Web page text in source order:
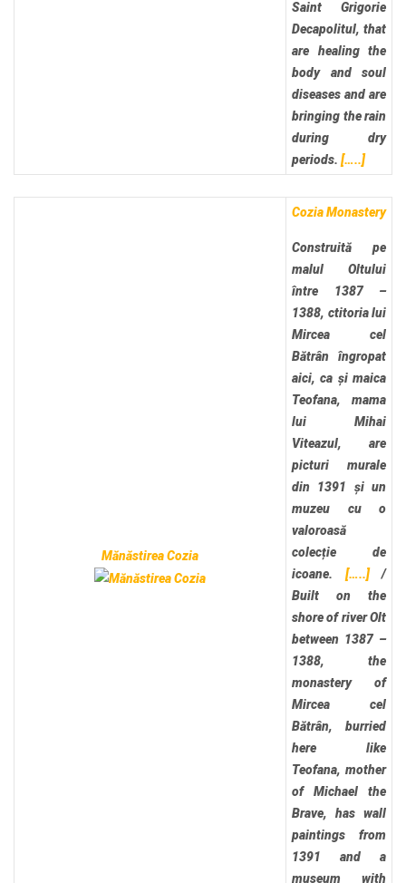
Saint Grigorie
Decapolitul, that
are healing the
body and soul
diseases and are
bringing the rain
during dry
periods. […..]
Mănăstirea Cozia
Cozia Monastery
Construită pe
malul Oltului
între 1387 –
1388, ctitoria lui
Mircea cel
Bătrân îngropat
aici, ca și maica
Teofana, mama
lui Mihai
Viteazul, are
picturi murale
din 1391 și un
muzeu cu o
valoroasă
colecție de
icoane. […..]/
Built on the
shore of river Olt
between 1387 –
1388, the
monastery of
Mircea cel
Bătrân, burried
here like
Teofana, mother
of Michael the
Brave, has wall
paintings from
1391 and a
museum with